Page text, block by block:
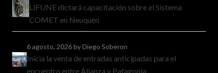
LIFUNE dictará capacitación sobre el Sistema
COMET en Neuquén
6 agosto, 2026by Diego Soberon
Inicia la venta de entradas anticipadas para el
encuentro entre Alianza y Patagonia